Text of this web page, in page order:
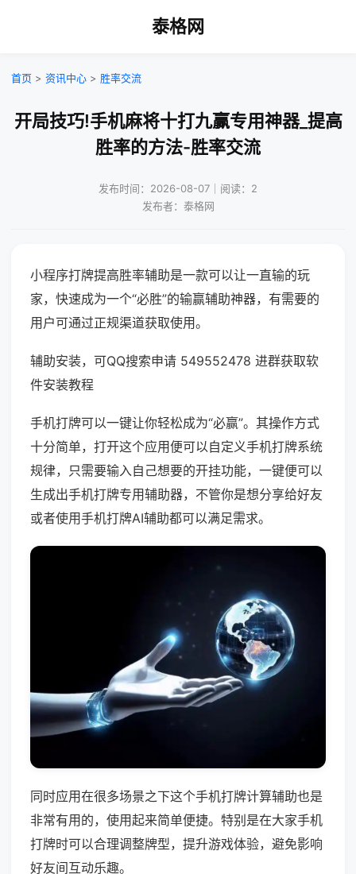
泰格网
首页 > 资讯中心 > 胜率交流
开局技巧!手机麻将十打九赢专用神器_提高
胜率的方法-胜率交流
发布时间：2026-08-07｜阅读：2
发布者：泰格网
小程序打牌提高胜率辅助是一款可以让一直输的玩
家，快速成为一个“必胜”的输赢辅助神器，有需要的
用户可通过正规渠道获取使用。
辅助安装，可QQ搜索申请 549552478 进群获取软
件安装教程
手机打牌可以一键让你轻松成为“必赢”。其操作方式
十分简单，打开这个应用便可以自定义手机打牌系统
规律，只需要输入自己想要的开挂功能，一键便可以
生成出手机打牌专用辅助器，不管你是想分享给好友
或者使用手机打牌AI辅助都可以满足需求。
同时应用在很多场景之下这个手机打牌计算辅助也是
非常有用的，使用起来简单便捷。特别是在大家手机
打牌时可以合理调整牌型，提升游戏体验，避免影响
好友间互动乐趣。